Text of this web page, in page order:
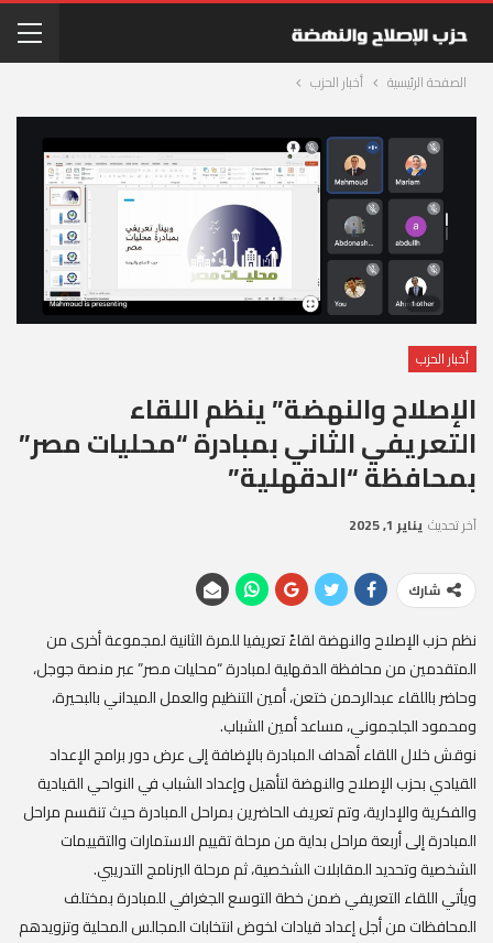
الصفحة الرئيسية أخبار الحزب
أخبار الحزب
الإصلاح والنهضة” ينظم اللقاء
التعريفي الثاني بمبادرة “محليات مصر”
بمحافظة “الدقهلية”
آخر تحديث يناير 1, 2025
شارك
نظم حزب الإصلاح والنهضة لقاءً تعريفيا للمرة الثانية لمجموعة أخرى من
المتقدمين من محافظة الدقهلية لمبادرة “محليات مصر” عبر منصة جوجل،
وحاضر باللقاء عبدالرحمن ختعن، أمين التنظيم والعمل الميداني بالبحيرة،
ومحمود الجلجموني، مساعد أمين الشباب.
نوقش خلال اللقاء أهداف المبادرة بالإضافة إلى عرض دور برامج الإعداد
القيادي بحزب الإصلاح والنهضة لتأهيل وإعداد الشباب في النواحي القيادية
والفكرية والإدارية، وتم تعريف الحاضرين بمراحل المبادرة حيث تنقسم مراحل
المبادرة إلى أربعة مراحل بداية من مرحلة تقييم الاستمارات والتقييمات
الشخصية وتحديد المقابلات الشخصية، ثم مرحلة البرنامج التدريبي.
ويأتي اللقاء التعريفي ضمن خطة التوسع الجغرافي للمبادرة بمختلف
المحافظات من أجل إعداد قيادات لخوض انتخابات المجالس المحلية وتزويدهم